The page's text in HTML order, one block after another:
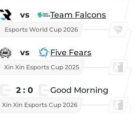
vs Team Falcons
Esports World Cup 2026
vs Five Fears
Xin Xin Esports Cup 2025
2 : 0 Good Morning
Xin Xin Esports Cup 2026